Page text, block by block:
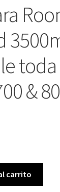
toda
&
carrito